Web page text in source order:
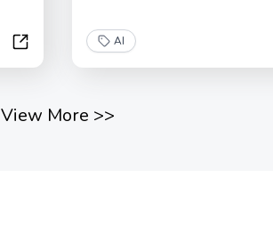
玩转ChatGPT秘籍指南
AI
View More >>